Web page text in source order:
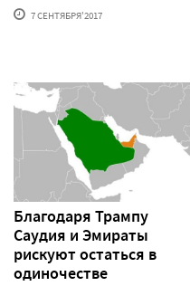
7 СЕНТЯБРЯ'2017
Благодаря Трампу
Саудия и Эмираты
рискуют остаться в
одиночестве